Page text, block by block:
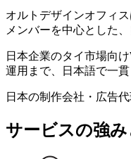
オルトデザインオフィ
メンバーを中心とした
日本企業のタイ市場向
運用まで、日本語で一貫
日本の制作会社・広告
サービスの強